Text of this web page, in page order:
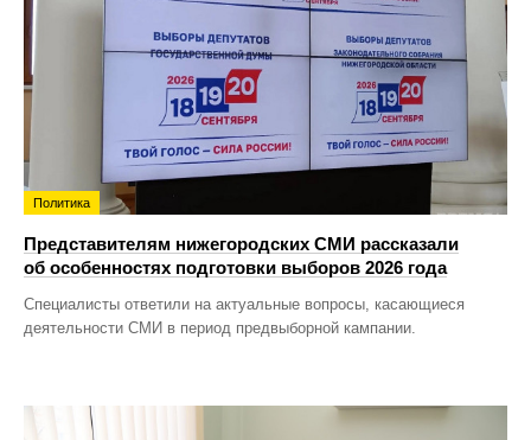
Политика
Представителям нижегородских СМИ рассказали
об особенностях подготовки выборов 2026 года
Специалисты ответили на актуальные вопросы, касающиеся
деятельности СМИ в период предвыборной кампании.